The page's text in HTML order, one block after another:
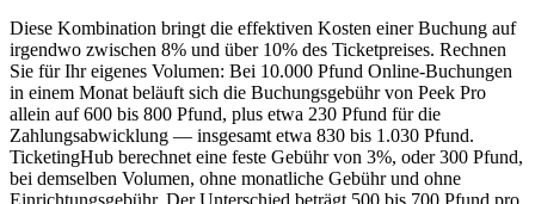
Diese Kombination bringt die effektiven Kosten einer Buchung auf
irgendwo zwischen 8% und über 10% des Ticketpreises. Rechnen
Sie für Ihr eigenes Volumen: Bei 10.000 Pfund Online-Buchungen
in einem Monat beläuft sich die Buchungsgebühr von Peek Pro
allein auf 600 bis 800 Pfund, plus etwa 230 Pfund für die
Zahlungsabwicklung — insgesamt etwa 830 bis 1.030 Pfund.
TicketingHub berechnet eine feste Gebühr von 3%, oder 300 Pfund,
bei demselben Volumen, ohne monatliche Gebühr und ohne